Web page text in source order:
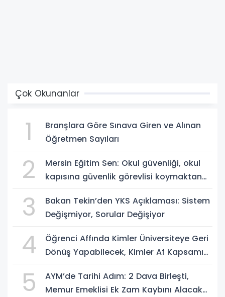
Çok Okunanlar
1
Branşlara Göre Sınava Giren ve Alınan
Öğretmen Sayıları
2
Mersin Eğitim Sen: Okul güvenliği, okul
kapısına güvenlik görevlisi koymaktan
3
Bakan Tekin’den YKS Açıklaması: Sistem
Değişmiyor, Sorular Değişiyor
4
Öğrenci Affında Kimler Üniversiteye Geri
Dönüş Yapabilecek, Kimler Af Kapsamı
5
AYM’de Tarihi Adım: 2 Dava Birleşti,
Memur Emeklisi Ek Zam Kaybını Alacak